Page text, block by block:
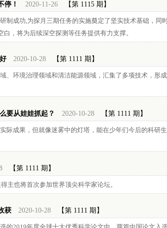
停！ 2020-11-26 【第 1115 期】
制成功,为探月三期任务的实施奠定了坚实技术基础，同
，将为后续深空探测等任务提供有力支撑。
2020-10-28 【第 1111 期】
、环境治理领域和清洁能源领域，汇集了多项技术，形
要从娃娃抓起？ 2020-10-28 【第 1111 期】
际成果，但就像迷雾中的灯塔，能在少年们今后的科研
【第 1111 期】
主也将首次参加世界顶尖科学家论坛。
获 2020-10-28 【第 1111 期】